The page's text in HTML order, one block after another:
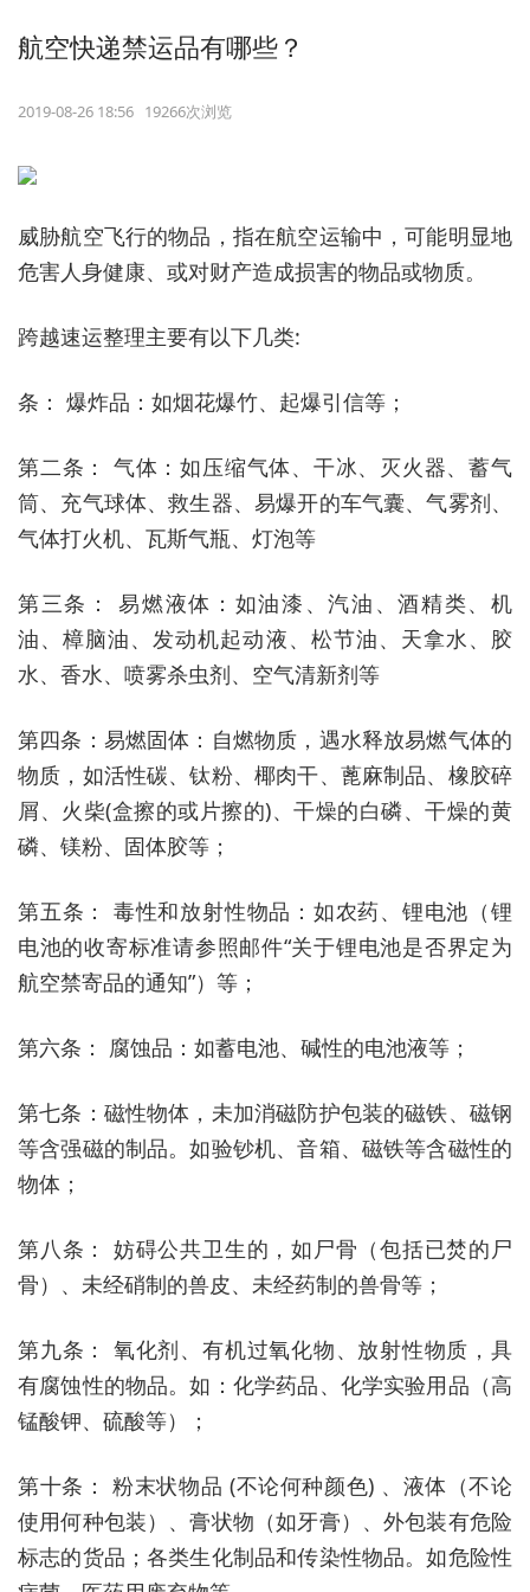
航空快递禁运品有哪些？
2019-08-26 18:56 19266次浏览
威胁航空飞行的物品，指在航空运输中，可能明显地
危害人身健康、或对财产造成损害的物品或物质。
跨越速运整理主要有以下几类:
条： 爆炸品：如烟花爆竹、起爆引信等；
第二条： 气体：如压缩气体、干冰、灭火器、蓄气
筒、充气球体、救生器、易爆开的车气囊、气雾剂、
气体打火机、瓦斯气瓶、灯泡等
第三条： 易燃液体：如油漆、汽油、酒精类、机
油、樟脑油、发动机起动液、松节油、天拿水、胶
水、香水、喷雾杀虫剂、空气清新剂等
第四条：易燃固体：自燃物质，遇水释放易燃气体的
物质，如活性碳、钛粉、椰肉干、蓖麻制品、橡胶碎
屑、火柴(盒擦的或片擦的)、干燥的白磷、干燥的黄
磷、镁粉、固体胶等；
第五条： 毒性和放射性物品：如农药、锂电池（锂
电池的收寄标准请参照邮件“关于锂电池是否界定为
航空禁寄品的通知”）等；
第六条： 腐蚀品：如蓄电池、碱性的电池液等；
第七条：磁性物体，未加消磁防护包装的磁铁、磁钢
等含强磁的制品。如验钞机、音箱、磁铁等含磁性的
物体；
第八条： 妨碍公共卫生的，如尸骨（包括已焚的尸
骨）、未经硝制的兽皮、未经药制的兽骨等；
第九条： 氧化剂、有机过氧化物、放射性物质，具
有腐蚀性的物品。如：化学药品、化学实验用品（高
锰酸钾、硫酸等）；
第十条： 粉末状物品 (不论何种颜色) 、液体（不论
使用何种包装）、膏状物（如牙膏）、外包装有危险
标志的货品；各类生化制品和传染性物品。如危险性